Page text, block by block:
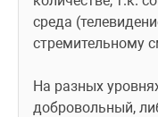
среда
стремительному
На разных
добровольный,